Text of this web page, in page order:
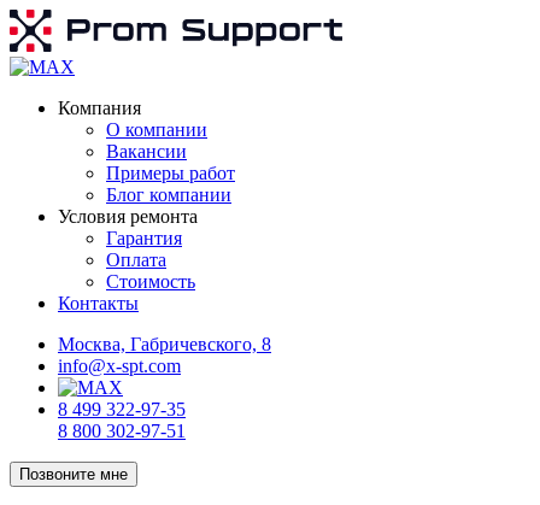
Компания
О компании
Вакансии
Примеры работ
Блог компании
Условия ремонта
Гарантия
Оплата
Стоимость
Контакты
Москва, Габричевского, 8
info@x-spt.com
8 499 322-97-35
8 800 302-97-51
Позвоните мне